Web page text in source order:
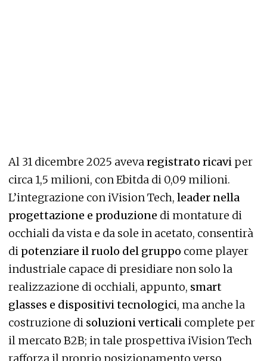
Al 31 dicembre 2025 avevaregistrato ricavi per
circa 1,5 milioni, con Ebitda di 0,09 milioni.
L’integrazione con iVision Tech, leader nella
progettazione e produzione di montature di
occhiali da vista e da sole in acetato, consentirà
di potenziare il ruolo del gruppo come player
industriale capace di presidiare non solo la
realizzazione di occhiali, appunto, smart
glasses e dispositivi tecnologici, ma anche la
costruzione di soluzioni verticali complete per
il mercato B2B; in tale prospettiva iVision Tech